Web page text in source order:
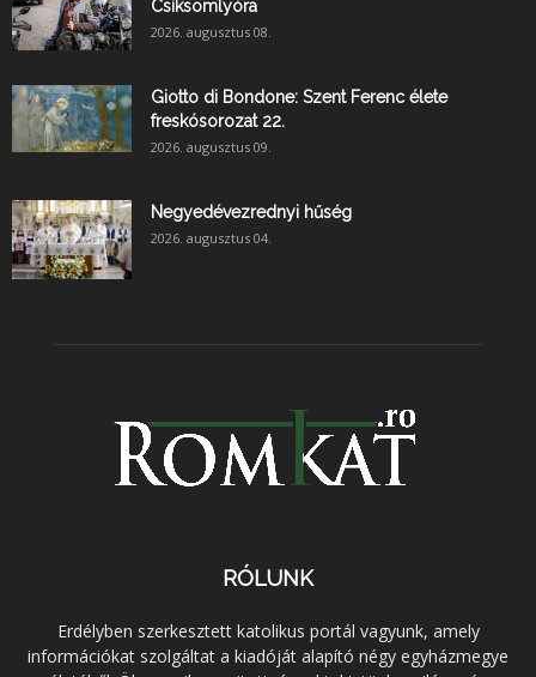
Csíksomlyóra
2026. augusztus 08.
Giotto di Bondone: Szent Ferenc élete
freskósorozat 22.
2026. augusztus 09.
Negyedévezrednyi hűség
2026. augusztus 04.
RÓLUNK
Erdélyben szerkesztett katolikus portál vagyunk, amely
információkat szolgáltat a kiadóját alapító négy egyházmegye